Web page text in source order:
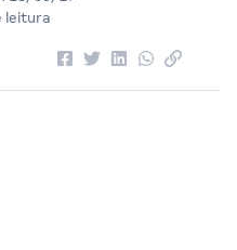
leitura